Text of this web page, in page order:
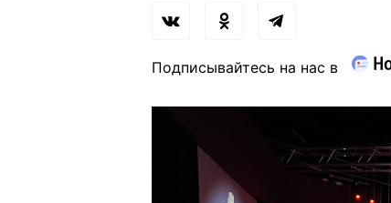
Подписывайтесь на нас в